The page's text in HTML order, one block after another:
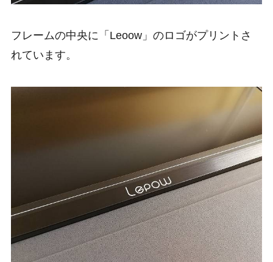
フレームの中央に「Leoow」のロゴがプリントさ
れています。